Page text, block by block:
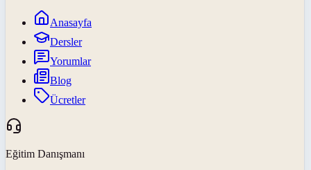
Anasayfa
Dersler
Yorumlar
Blog
Ücretler
Eğitim Danışmanı